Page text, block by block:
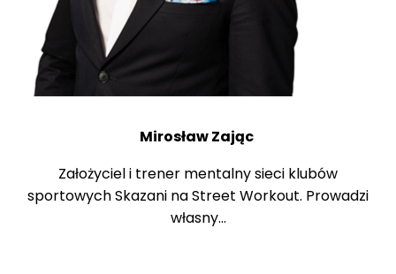
Mirosław Zając
Założyciel i trener mentalny sieci klubów
sportowych Skazani na Street Workout. Prowadzi
własny...